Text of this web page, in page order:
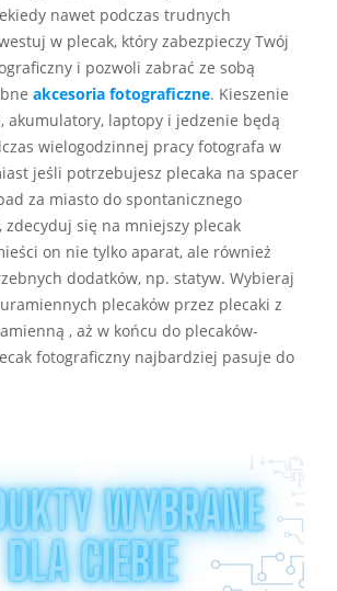
nawet podczas trudnych
w plecak, który zabezpieczy Twój
i pozwoli zabrać ze sobą
akcesoria fotograficzne. Kieszenie
akumulatory, laptopy i jedzenie będą
wielogodzinnej pracy fotografa w
jeśli potrzebujesz plecaka na spacer
za miasto do spontanicznego
zdecyduj się na mniejszy plecak
on nie tylko aparat, ale również
dodatków, np. statyw. Wybieraj
plecaków przez plecaki z
, aż w końcu do plecaków-
fotograficzny najbardziej pasuje do